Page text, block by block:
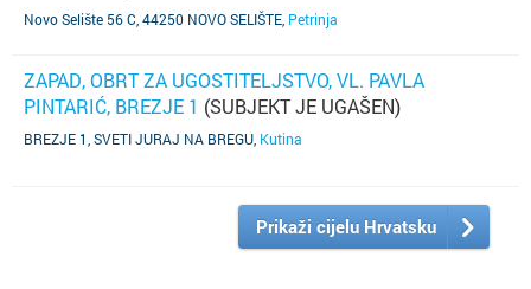
Novo Selište 56 C, 44250 NOVO SELIŠTE Petrinja
ZAPAD, OBRT ZA UGOSTITELJSTVO, VL. PAVLA
PINTARIĆ, BREZJE 1 (SUBJEKT JE UGAŠEN)
BREZJE 1, SVETI JURAJ NA BREGU Kutina
Prikaži cijelu Hrvatsku